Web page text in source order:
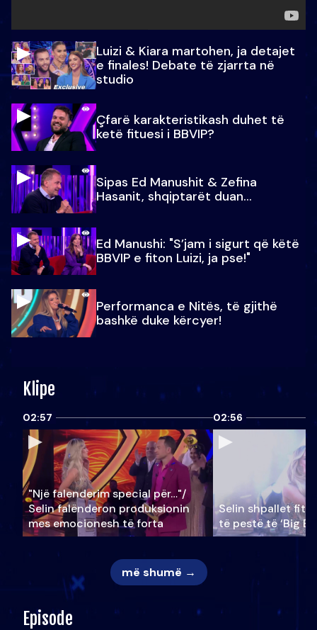
Luizi & Kiara martohen, ja detajet
e finales! Debate të zjarrta në
studio
Çfarë karakteristikash duhet të
ketë fituesi i BBVIP?
Sipas Ed Manushit & Zefina
Hasanit, shqiptarët duan...
Ed Manushi: "S’jam i sigurt që këtë
BBVIP e fiton Luizi, ja pse!"
Performanca e Nitës, të gjithë
bashkë duke kërcyer!
Klipe
02:57
"Një falenderim special për…"/
Selin falënderon produksionin
mes emocionesh të forta
02:56
Selin shpallet
të pestë të ‘Big
më shumë →
Episode